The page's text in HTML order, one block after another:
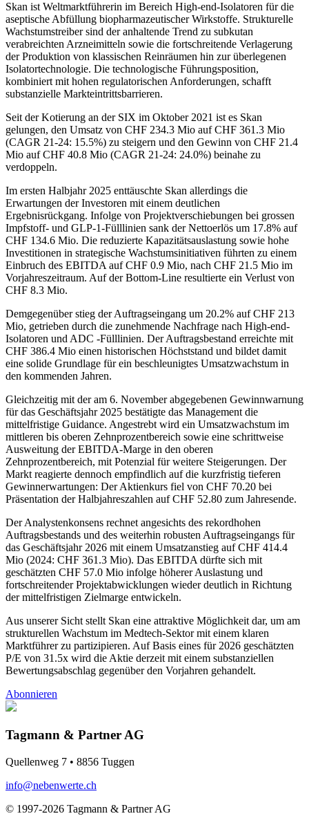
Skan ist Weltmarktführerin im Bereich High-end-Isolatoren für die
aseptische Abfüllung biopharmazeutischer Wirkstoffe. Strukturelle
Wachstumstreiber sind der anhaltende Trend zu subkutan
verabreichten Arzneimitteln sowie die fortschreitende Verlagerung
der Produktion von klassischen Reinräumen hin zur überlegenen
Isolatortechnologie. Die technologische Führungsposition,
kombiniert mit hohen regulatorischen Anforderungen, schafft
substanzielle Markteintrittsbarrieren.
Seit der Kotierung an der SIX im Oktober 2021 ist es Skan
gelungen, den Umsatz von CHF 234.3 Mio auf CHF 361.3 Mio
(CAGR 21-24: 15.5%) zu steigern und den Gewinn von CHF 21.4
Mio auf CHF 40.8 Mio (CAGR 21-24: 24.0%) beinahe zu
verdoppeln.
Im ersten Halbjahr 2025 enttäuschte Skan allerdings die
Erwartungen der Investoren mit einem deutlichen
Ergebnisrückgang. Infolge von Projektverschiebungen bei grossen
Impfstoff- und GLP-1-Fülllinien sank der Nettoerlös um 17.8% auf
CHF 134.6 Mio. Die reduzierte Kapazitätsauslastung sowie hohe
Investitionen in strategische Wachstumsinitiativen führten zu einem
Einbruch des EBITDA auf CHF 0.9 Mio, nach CHF 21.5 Mio im
Vorjahreszeitraum. Auf der Bottom-Line resultierte ein Verlust von
CHF 8.3 Mio.
Demgegenüber stieg der Auftragseingang um 20.2% auf CHF 213
Mio, getrieben durch die zunehmende Nachfrage nach High-end-
Isolatoren und ADC -Fülllinien. Der Auftragsbestand erreichte mit
CHF 386.4 Mio einen historischen Höchststand und bildet damit
eine solide Grundlage für ein beschleunigtes Umsatzwachstum in
den kommenden Jahren.
Gleichzeitig mit der am 6. November abgegebenen Gewinnwarnung
für das Geschäftsjahr 2025 bestätigte das Management die
mittelfristige Guidance. Angestrebt wird ein Umsatzwachstum im
mittleren bis oberen Zehnprozentbereich sowie eine schrittweise
Ausweitung der EBITDA-Marge in den oberen
Zehnprozentbereich, mit Potenzial für weitere Steigerungen. Der
Markt reagierte dennoch empfindlich auf die kurzfristig tieferen
Gewinnerwartungen: Der Aktienkurs fiel von CHF 70.20 bei
Präsentation der Halbjahreszahlen auf CHF 52.80 zum Jahresende.
Der Analystenkonsens rechnet angesichts des rekordhohen
Auftragsbestands und des weiterhin robusten Auftragseingangs für
das Geschäftsjahr 2026 mit einem Umsatzanstieg auf CHF 414.4
Mio (2024: CHF 361.3 Mio). Das EBITDA dürfte sich mit
geschätzten CHF 57.0 Mio infolge höherer Auslastung und
fortschreitender Projektabwicklungen wieder deutlich in Richtung
der mittelfristigen Zielmarge entwickeln.
Aus unserer Sicht stellt Skan eine attraktive Möglichkeit dar, um am
strukturellen Wachstum im Medtech-Sektor mit einem klaren
Marktführer zu partizipieren. Auf Basis eines für 2026 geschätzten
P/E von 31.5x wird die Aktie derzeit mit einem substanziellen
Bewertungsabschlag gegenüber den Vorjahren gehandelt.
Abonnieren
Tagmann & Partner AG
Quellenweg 7 • 8856 Tuggen
info@nebenwerte.ch
© 1997-2026 Tagmann & Partner AG